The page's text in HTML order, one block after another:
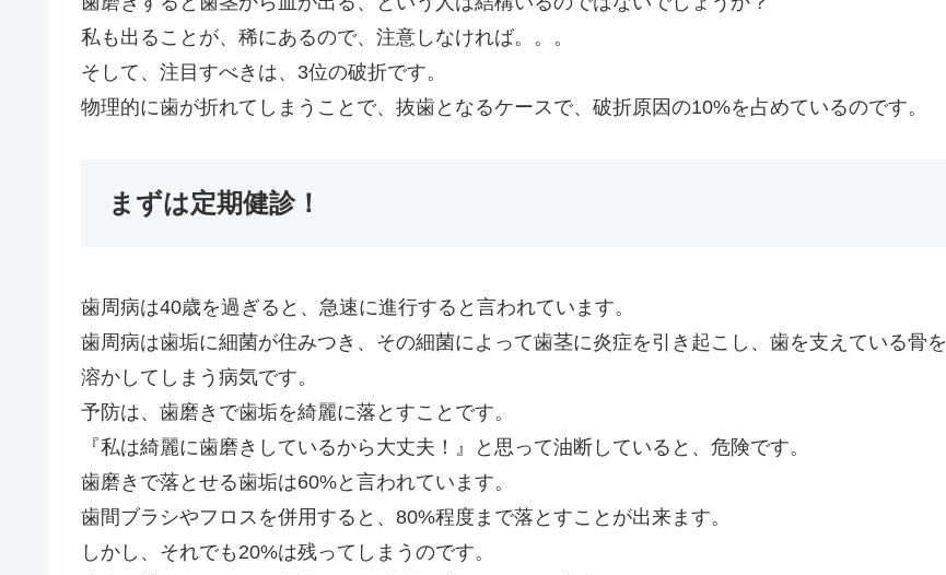
私も出ることが、稀にあるので、注意しなければ。。。
そして、注目すべきは、3位の破折です。
物理的に歯が折れてしまうことで、抜歯となるケースで、破折原因の10%を占めているのです。
まずは定期健診！
歯周病は40歳を過ぎると、急速に進行すると言われています。
歯周病は歯垢に細菌が住みつき、その細菌によって歯茎に炎症を引き起こし、歯を支えている骨を
溶かしてしまう病気です。
予防は、歯磨きで歯垢を綺麗に落とすことです。
『私は綺麗に歯磨きしているから大丈夫！』と思って油断していると、危険です。
歯磨きで落とせる歯垢は60%と言われています。
歯間ブラシやフロスを併用すると、80%程度まで落とすことが出来ます。
しかし、それでも20%は残ってしまうのです。